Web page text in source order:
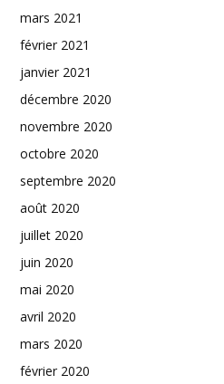
mars 2021
février 2021
janvier 2021
décembre 2020
novembre 2020
octobre 2020
septembre 2020
août 2020
juillet 2020
juin 2020
mai 2020
avril 2020
mars 2020
février 2020